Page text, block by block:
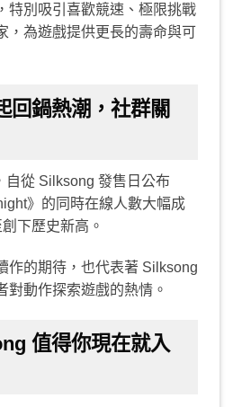
特別吸引喜歡競速、極限挑戰
，為遊戲提供更長的壽命與可
回鍋熱潮，社群關
自從 Silksong 發售日公布
》的同時在線人數大幅成
下歷史新高。
作的期待，也代表著 Silksong
對動作探索遊戲的熱情。
值得你現在就入